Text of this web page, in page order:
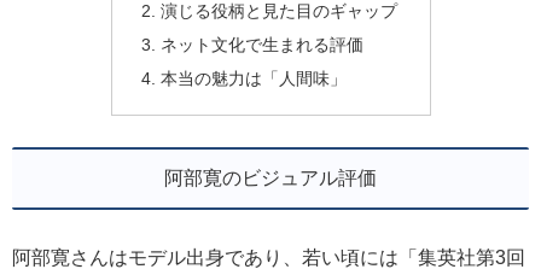
演じる役柄と見た目のギャップ
ネット文化で生まれる評価
本当の魅力は「人間味」
阿部寛のビジュアル評価
阿部寛さんはモデル出身であり、若い頃には「集英社第3回